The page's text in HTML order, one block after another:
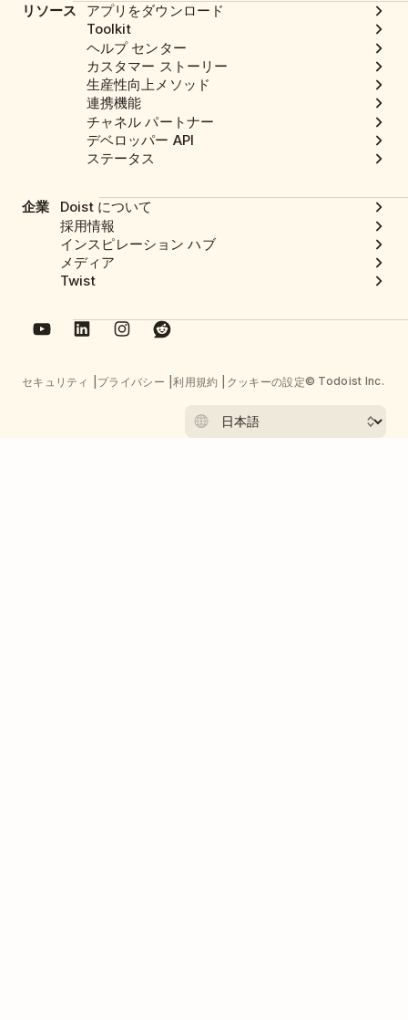
リソース
アプリをダウンロード
Toolkit
ヘルプ センター
カスタマー ストーリー
生産性向上メソッド
連携機能
チャネル パートナー
デベロッパー API
ステータス
企業
Doist について
採用情報
インスピレーション ハブ
メディア
Twist
セキュリティ プライバシー 利用規約 クッキーの設定© Todoist Inc.